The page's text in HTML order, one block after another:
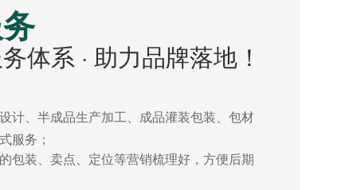
体系 · 助力品牌落地！
计、半成品生产加工、成品灌装包装、包材
服务；
包装、卖点、定位等营销梳理好，方便后期